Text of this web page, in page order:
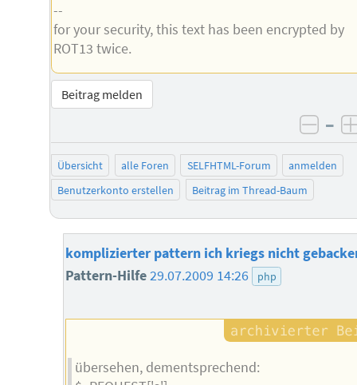
--
for your security, this text has been encrypted by
ROT13 twice.
Beitrag melden
–
Übersicht alle Foren SELFHTML-Forum
anmelden
Benutzerkonto erstellen
Beitrag im Thread-Baum
komplizierter pattern ich kriegs nicht
Pattern-Hilfe29.07.2009 14:26 php
übersehen, dementsprechend: